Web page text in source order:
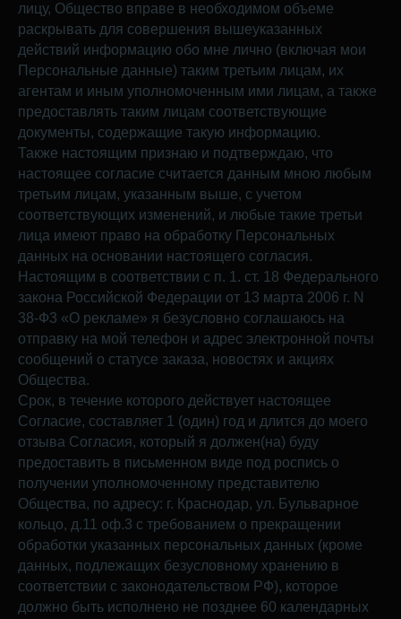
лицу, Общество вправе в необходимом объеме
раскрывать для совершения вышеуказанных
действий информацию обо мне лично (включая мои
Персональные данные) таким третьим лицам, их
агентам и иным уполномоченным ими лицам, а также
предоставлять таким лицам соответствующие
документы, содержащие такую информацию.
Также настоящим признаю и подтверждаю, что
настоящее согласие считается данным мною любым
третьим лицам, указанным выше, с учетом
соответствующих изменений, и любые такие третьи
лица имеют право на обработку Персональных
данных на основании настоящего согласия.
Настоящим в соответствии с п. 1. ст. 18 Федерального
закона Российской Федерации от 13 марта 2006 г. N
38-Ф3 «О рекламе» я безусловно соглашаюсь на
отправку на мой телефон и адрес электронной почты
сообщений о статусе заказа, новостях и акциях
Общества.
Срок, в течение которого действует настоящее
Согласие, составляет 1 (один) год и длится до моего
отзыва Согласия, который я должен(на) буду
предоставить в письменном виде под роспись о
получении уполномоченному представителю
Общества, по адресу: г. Краснодар, ул. Бульварное
кольцо, д.11 оф.3 с требованием о прекращении
обработки указанных персональных данных (кроме
данных, подлежащих безусловному хранению в
соответствии с законодательством РФ), которое
должно быть исполнено не позднее 60 календарных